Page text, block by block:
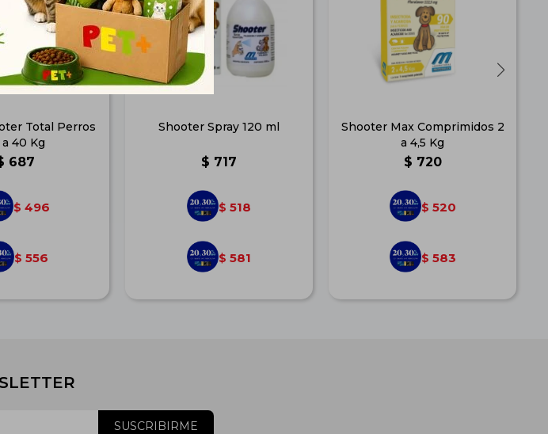
Total Perros
a 40 Kg
687
$ 496
$ 556
Shooter Spray 120 ml
$ 717
$ 518
$ 581
Shooter Max Comprimidos 2
a 4,5 Kg
$ 720
$ 520
$ 583
SUSCRIBIRME